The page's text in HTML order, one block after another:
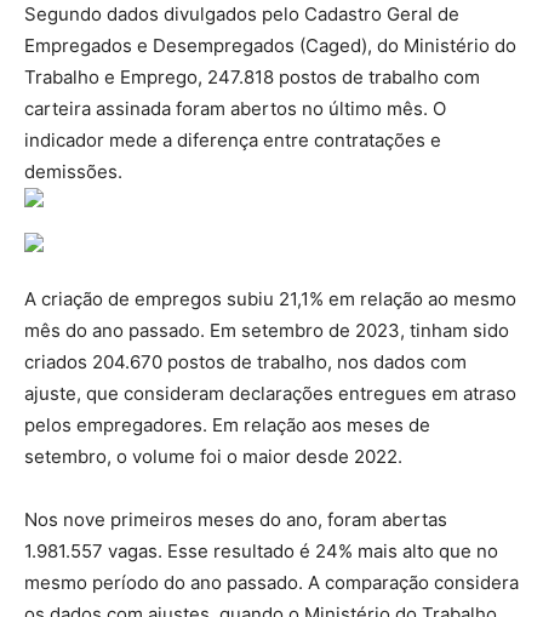
Segundo dados divulgados pelo Cadastro Geral de
Empregados e Desempregados (Caged), do Ministério do
Trabalho e Emprego, 247.818 postos de trabalho com
carteira assinada foram abertos no último mês. O
indicador mede a diferença entre contratações e
demissões.
A criação de empregos subiu 21,1% em relação ao mesmo
mês do ano passado. Em setembro de 2023, tinham sido
criados 204.670 postos de trabalho, nos dados com
ajuste, que consideram declarações entregues em atraso
pelos empregadores. Em relação aos meses de
setembro, o volume foi o maior desde 2022.
Nos nove primeiros meses do ano, foram abertas
1.981.557 vagas. Esse resultado é 24% mais alto que no
mesmo período do ano passado. A comparação considera